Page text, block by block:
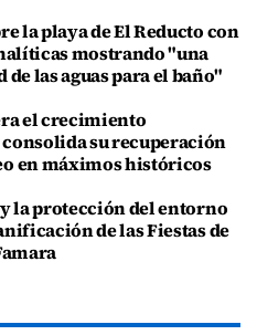
la playa de El Reducto con
mostrando "una
de las aguas para el baño"
el crecimiento
su recuperación
en máximos históricos
la protección del entorno
de las Fiestas de